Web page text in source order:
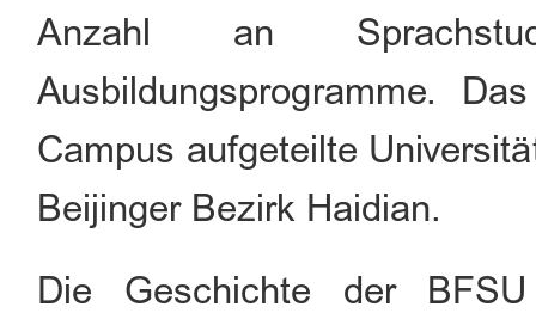
Anzahl an
Ausbildungsprogramme.
Campus aufgeteilte
Beijinger Bezirk Haidian.
Die Geschichte der